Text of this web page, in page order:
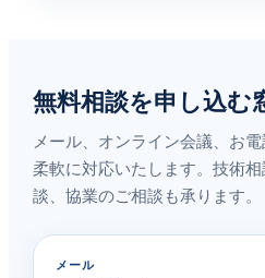
無料相談を申し込む
メール、オンライン会議、お
柔軟に対応いたします。技術
談、協業のご相談も承ります。
メール